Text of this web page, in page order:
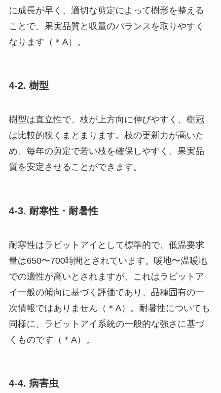
に成長が早く、適切な剪定によって樹形を整える
ことで、果実品質と収量のバランスを取りやすく
なります（＊A）。
4-2. 樹型
樹型は直立性で、枝が上方向に伸びやすく、樹冠
は比較的狭くまとまります。枝の更新力が高いた
め、毎年の剪定で若い枝を確保しやすく、果実品
質を安定させることができます。
4-3. 耐寒性・耐暑性
耐寒性はラビットアイとして標準的で、低温要求
量は650〜700時間とされています。暖地〜温暖地
での適性が高いとされますが、これはラビットア
イ一般の傾向に基づく評価であり、品種固有の一
次情報ではありません（＊A）。耐暑性についても
同様に、ラビットアイ系統の一般的な強さに基づ
くものです（＊A）。
4-4. 病害虫